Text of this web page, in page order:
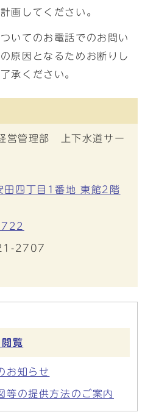
画してください。
いてのお電話でのお問い
原因となるためお断りし
承ください。
管理部 上下水道サー
四丁目1番地 東館2階
2707
覧
お知らせ
等の提供方法のご案内